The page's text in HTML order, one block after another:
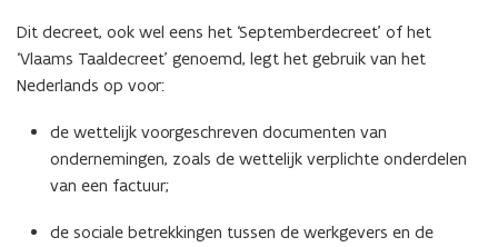
o
p
e
n
Dit decreet, ook wel eens het ‘Septemberdecreet’ of het
‘Vlaams Taaldecreet’ genoemd, legt het gebruik van het
Nederlands op voor:
de wettelijk voorgeschreven documenten van
ondernemingen, zoals de wettelijk verplichte onderdelen
van een factuur;
de sociale betrekkingen tussen de werkgevers en de